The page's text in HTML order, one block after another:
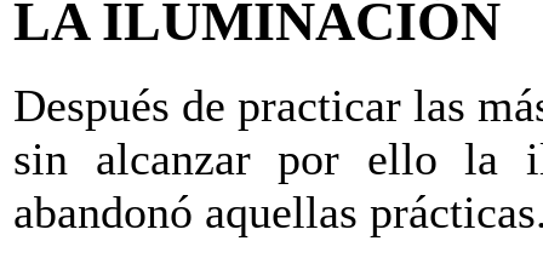
LA ILUMINACIÓN
Después de practicar las
sin alcanzar por ello la
abandonó aquellas